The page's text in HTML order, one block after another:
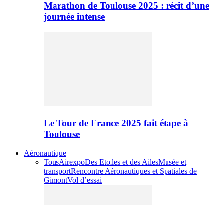
Marathon de Toulouse 2025 : récit d’une
journée intense
Le Tour de France 2025 fait étape à
Toulouse
Aéronautique
TousAirexpoDes Etoiles et des AilesMusée et
transportRencontre Aéronautiques et Spatiales de
GimontVol d’essai